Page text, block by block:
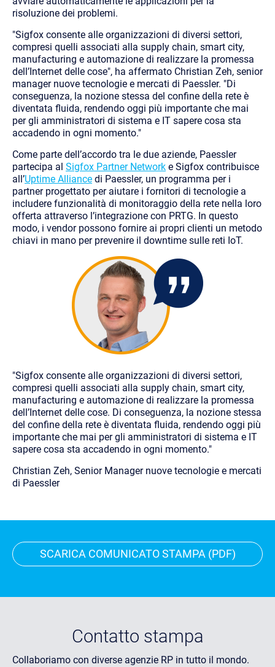
risoluzione dei problemi.
"Sigfox consente alle organizzazioni di diversi settori,
compresi quelli associati alla supply chain, smart city,
manufacturing e automazione di realizzare la promessa
dell’Internet delle cose", ha affermato Christian Zeh, senior
manager nuove tecnologie e mercati di Paessler. "Di
conseguenza, la nozione stessa del confine della rete è
diventata fluida, rendendo oggi più importante che mai
per gli amministratori di sistema e IT sapere cosa sta
accadendo in ogni momento."
Come parte dell’accordo tra le due aziende, Paessler
partecipa al Sigfox Partner Network e Sigfox contribuisce
all’Uptime Alliance di Paessler, un programma per i
partner progettato per aiutare i fornitori di tecnologie a
includere funzionalità di monitoraggio della rete nella loro
offerta attraverso l’integrazione con PRTG. In questo
modo, i vendor possono fornire ai propri clienti un metodo
chiavi in mano per prevenire il downtime sulle reti IoT.
"Sigfox consente alle organizzazioni di diversi settori,
compresi quelli associati alla supply chain, smart city,
manufacturing e automazione di realizzare la promessa
dell’Internet delle cose. Di conseguenza, la nozione stessa
del confine della rete è diventata fluida, rendendo oggi più
importante che mai per gli amministratori di sistema e IT
sapere cosa sta accadendo in ogni momento."
Christian Zeh, Senior Manager nuove tecnologie e mercati
di Paessler
SCARICA COMUNICATO STAMPA (PDF)
Contatto stampa
Collaboriamo con diverse agenzie RP in tutto il mondo.